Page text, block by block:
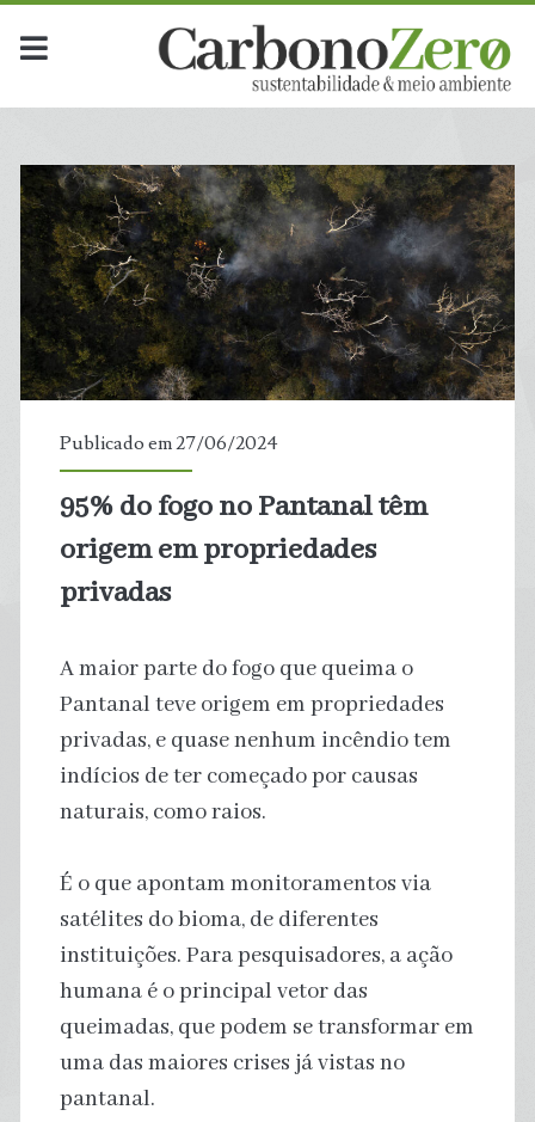
Publicado em 27/06/2024
95% do fogo no Pantanal têm
origem em propriedades
privadas
A maior parte do fogo que queima o
Pantanal teve origem em propriedades
privadas, e quase nenhum incêndio tem
indícios de ter começado por causas
naturais, como raios.
É o que apontam monitoramentos via
satélites do bioma, de diferentes
instituições. Para pesquisadores, a ação
humana é o principal vetor das
queimadas, que podem se transformar em
uma das maiores crises já vistas no
pantanal.